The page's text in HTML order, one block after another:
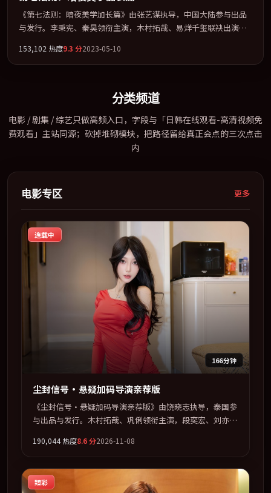
《第七法则：暗夜美学加长篇》由张艺谋执导，中国大陆参与出品
与发行。李秉宪、秦昊领衔主演，木村拓哉、易烊千玺联袂出演。
骨架，在叙事、表演与视听上力求统一。定于 2023-11-05 在内地院
线及主流平台同步亮相，2023 年度话题片中口碑稳健，适合喜欢强
153,102 热度9.3 分2023-05-10
分类频道
电影 / 剧集 / 综艺只做高频入口，字段与「日韩在线观看-高清视频免
费观看」主站同源；砍掉堆砌模块，把路径留给真正会点的三次点击
内
电影专区 更多
连载中
166分钟
尘封信号·悬疑加码导演亲荐版
《尘封信号·悬疑加码导演亲荐版》由饶晓志执导，泰国参
与出品与发行。木村拓哉、巩俐领衔主演，段奕宏、刘亦
失叙事上的共情力。全片以「科幻」类型为骨架，在叙事、
流平台同步亮相，2026 年度话题片中口碑稳健，适合喜欢
强情节与人物弧光的观众完整观看。
190,044热度8.6分2026-11-08
臻彩